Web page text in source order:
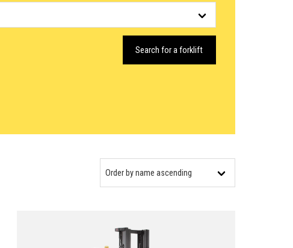
Search for a forklift